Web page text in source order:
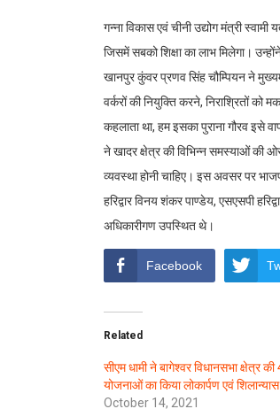
गन्ना विकास एवं चीनी उद्योग मंत्री
जिसमें सबको शिक्षा का लाभ मिलेगा।
खानपुर कुंवर प्रणव सिंह चौम्पियन ने
वर्करों की नियुक्ति करने, निराश्रितों
कहलाता था, हम इसका पुराना गौरव इसे
ने खादर क्षेत्र की विभिन्न समस्याओं की
व्यवस्था होनी चाहिए। इस अवसर पर
हरिद्वार विनय शंकर पाण्डेय, एसएसपी
अधिकारीगण उपस्थित थे।
Facebook
Related
सीएम धामी ने बागेश्वर विधानसभा क्षेत्र की
योजनाओं का किया लोकार्पण एवं शिलान्यास
October 14, 2021